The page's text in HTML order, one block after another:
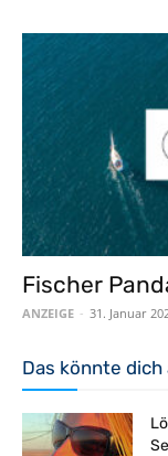
Fischer
ANZEIGE - 31. Januar
Das könnte